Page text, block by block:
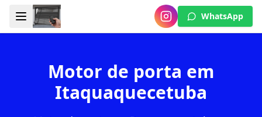
WhatsApp
Motor de porta em
Itaquaquecetuba